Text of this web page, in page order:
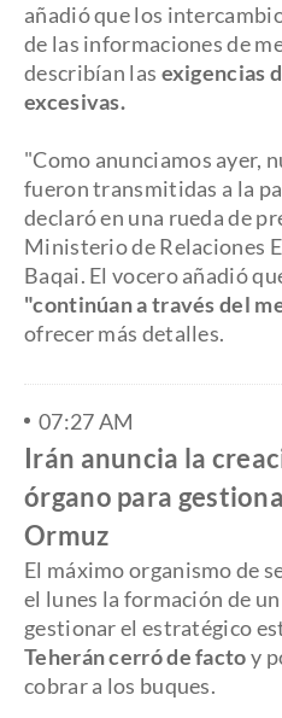
añadió que los
de las informaciones de
describían las exigencias
excesivas.
"Como anunciamos ayer,
fueron transmitidas a la
declaró en una rueda de
Ministerio de Relaciones
Baqai. El vocero añadió
"continúan a través del
ofrecer más detalles.
07:27 AM
Irán anuncia la
órgano para
Ormuz
El máximo organismo de
el lunes la formación de
gestionar el estratégico
Teherán cerró de factoy
cobrar a los buques.